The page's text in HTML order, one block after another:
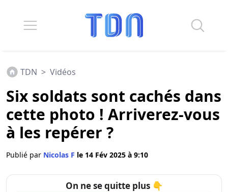
TDN > Vidéos
Six soldats sont cachés dans
cette photo ! Arriverez-vous
à les repérer ?
Publié par Nicolas F le 14 Fév 2025 à 9:10
On ne se quitte plus 👇